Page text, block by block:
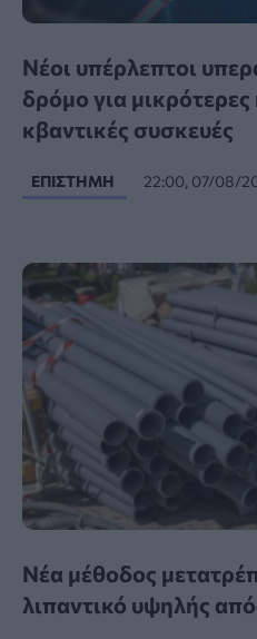
Νέοι υπέρλεπτοι
δρόμο για
κβαντικές συσκευές
ΕΠΙΣΤΉΜΗ 22:00, 07/08/
Νέα μέθοδος
λιπαντικό υψηλής